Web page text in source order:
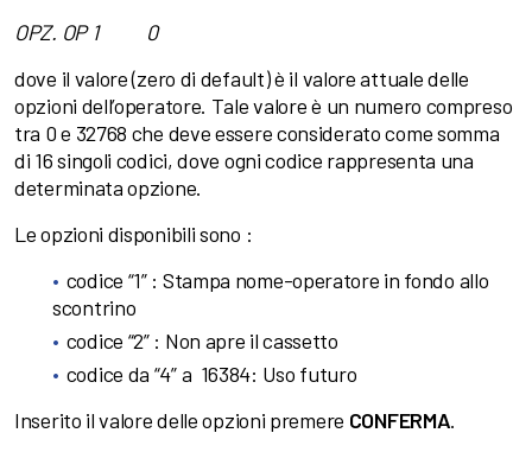
OPZ. OP 1 0
dove il valore (zero di default) è il valore attuale delle
opzioni dell’operatore. Tale valore è un numero compreso
tra 0 e 32768 che deve essere considerato come somma
di 16 singoli codici, dove ogni codice rappresenta una
determinata opzione.
Le opzioni disponibili sono :
codice “1” : Stampa nome-operatore in fondo allo
scontrino
codice “2” : Non apre il cassetto
codice da “4” a 16384: Uso futuro
Inserito il valore delle opzioni premere CONFERMA.